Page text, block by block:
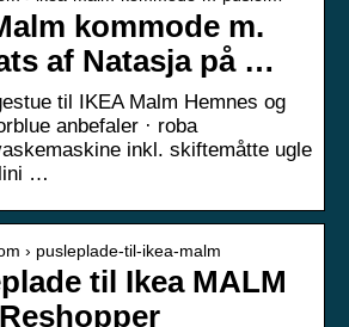
kommode m.
af Natasja på …
til IKEA Malm Hemnes og
anbefaler · roba
inkl. skiftemåtte ugle
…
› pusleplade-til-ikea-malm
til Ikea MALM